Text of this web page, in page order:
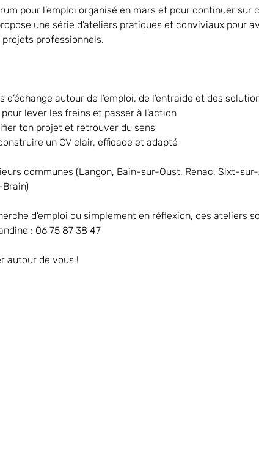
pour l’emploi organisé en mars et pour continuer sur
une série d’ateliers pratiques et conviviaux pour
professionnels.
d’échange autour de l’emploi, de l’entraide et des
lever les freins et passer à l’action
ton projet et retrouver du sens
un CV clair, efficace et adapté
communes (Langon, Bain-sur-Oust, Renac, Sixt-
d’emploi ou simplement en réflexion, ces ateliers
: 06 75 87 38 47
autour de vous !